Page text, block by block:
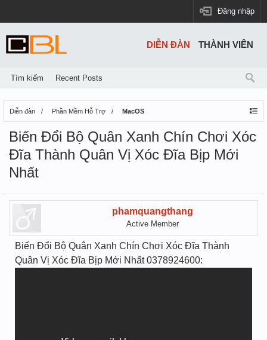
Đăng nhập
Diễn đàn Phần Mềm Hỗ Trợ MacOS
Biến Đổi Bộ Quân Xanh Chín Chơi Xóc
Đĩa Thành Quân Vị Xóc Đĩa Bịp Mới
Nhất
phamquangthang
Active Member
Biến Đổi Bộ Quân Xanh Chín Chơi Xóc Đĩa Thành
Quân Vị Xóc Đĩa Bịp Mới Nhất 0378924600:
DIỄN ĐÀN
Tìm kiếm Recent Posts
THÀNH VIÊN